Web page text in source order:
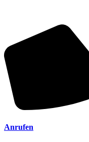
Anrufen